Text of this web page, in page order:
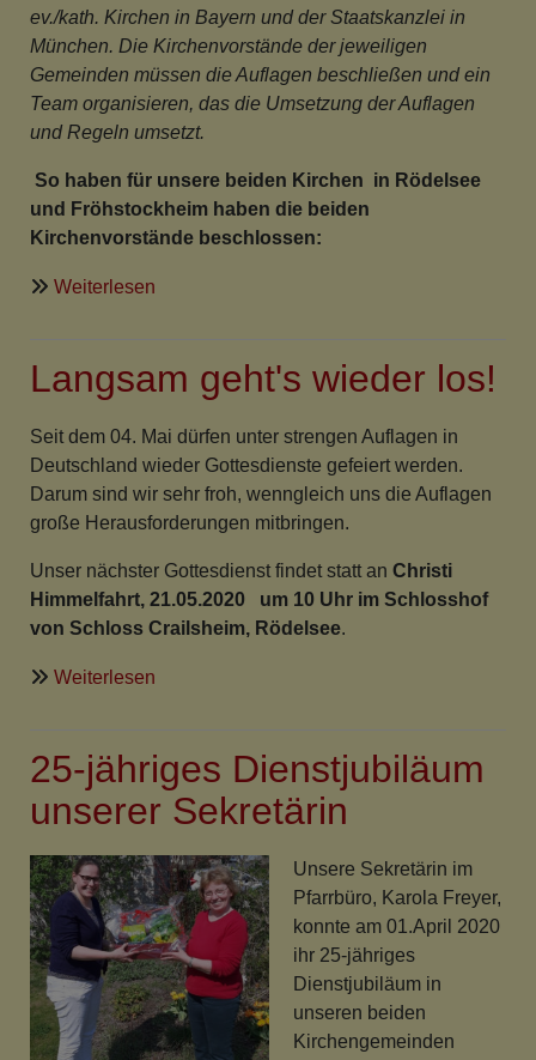
ev./kath. Kirchen in Bayern und der Staatskanzlei in
München. Die Kirchenvorstände der jeweiligen
Gemeinden müssen die Auflagen beschließen und ein
Team organisieren, das die Umsetzung der Auflagen
und Regeln umsetzt.
So haben für unsere beiden Kirchen in Rödelsee
und Fröhstockheim haben die beiden
Kirchenvorstände beschlossen:
Weiterlesen
für
Gottesdienste
in
Rödelsee
und
Langsam geht's wieder los!
Seit dem 04. Mai dürfen unter strengen Auflagen in
Deutschland wieder Gottesdienste gefeiert werden.
Darum sind wir sehr froh, wenngleich uns die Auflagen
große Herausforderungen mitbringen.
Unser nächster Gottesdienst findet statt an Christi
Himmelfahrt, 21.05.2020 um 10 Uhr im Schlosshof
von Schloss Crailsheim, Rödelsee.
Weiterlesen
wieder
los!
25-jähriges Dienstjubiläum
unserer Sekretärin
Unsere Sekretärin im
Pfarrbüro, Karola Freyer,
konnte am 01.April 2020
ihr 25-jähriges
Dienstjubiläum in
unseren beiden
Kirchengemeinden